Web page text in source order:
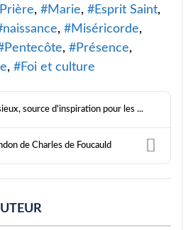
Prière Marie
Esprit Saint
naissance
Miséricorde
Pentecôte
Présence
Foi et culture
source d'inspiration pour les ...
de Charles de Foucauld